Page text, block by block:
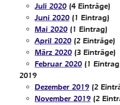
Juli 2020 (4 Einträge)
Juni 2020 (1 Eintrag)
Mai 2020 (1 Eintrag)
April 2020 (2 Einträge)
März 2020 (3 Einträge)
Februar 2020 (1
2019
Dezember 2019 (2
November 2019 (2